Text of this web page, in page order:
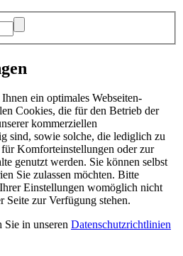
ein optimales Webseiten-
Cookies, die für den Betrieb der
kommerziellen
sind, sowie solche, die lediglich zu
Komforteinstellungen oder zur
genutzt werden. Sie können selbst
Sie zulassen möchten. Bitte
Einstellungen womöglich nicht
Seite zur Verfügung stehen.
Sie in unseren Datenschutzrichtlinien